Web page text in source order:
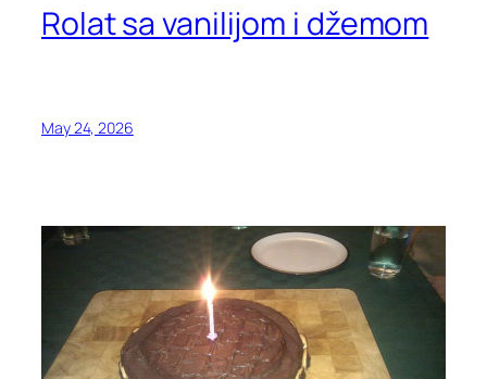
Rolat sa vanilijom i džemom
May 24, 2026